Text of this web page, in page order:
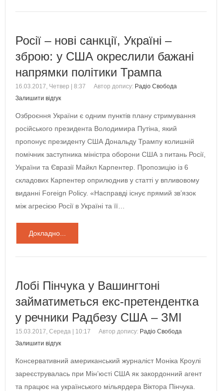
Росії – нові санкції, Україні –
зброю: у США окреслили бажані
напрямки політики Трампа
16.03.2017, Четвер | 8:37 Автор допису: Радіо Свобода
Залишити відгук
Озброєння України є одним пунктів плану стримування
російського президента Володимира Путіна, який
пропонує президенту США Дональду Трампу колишній
помічник заступника міністра оборони США з питань Росії,
України та Євразії Майкл Карпентер. Пропозицію із 6
складових Карпентер оприлюднив у статті у впливовому
виданні Foreign Policy. «Насправді існує прямий зв’язок
між агресією Росії в Україні та її…
Докладно...
Лобі Пінчука у Вашингтоні
займатиметься екс-претендентка
у речники Радбезу США – ЗМІ
15.03.2017, Середа | 10:17 Автор допису: Радіо Свобода
Залишити відгук
Консервативний американський журналіст Моніка Кроулі
зареєструвалась при Мін’юсті США як закордонний агент
та працює на українського мільярдера Віктора Пінчука.